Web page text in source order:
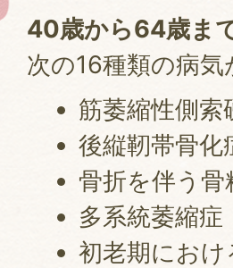
40歳から64歳ま
次の16種類の病
筋萎縮性側索
後縦靭帯骨化
骨折を伴う
多系統萎縮症
初老期におけ